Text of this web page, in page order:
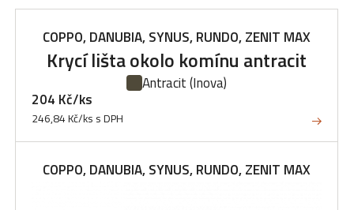
COPPO, DANUBIA, SYNUS, RUNDO, ZENIT MAX
Krycí lišta okolo komínu antracit
Antracit(Inova)
204 Kč/ks
246,84 Kč/ks s DPH
COPPO, DANUBIA, SYNUS, RUNDO, ZENIT MAX